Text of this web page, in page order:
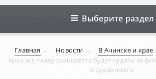
Выберите раздел
Главная → Новости → В Ачинске и крае
крае экс-главу сельсовета будут судить за
осужденного